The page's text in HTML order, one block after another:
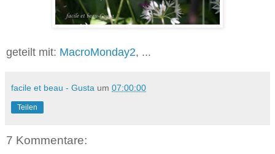
geteilt mit: MacroMonday2, ...
facile et beau - Gusta um 07:00:00
Teilen
7 Kommentare: